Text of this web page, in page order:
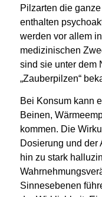
Pilzarten die
enthalten
werden vor allem
medizinischen
sind sie unter dem
„Zauberpilzen“
Bei Konsum kann
Beinen,
kommen. Die
Dosierung und der
hin zu stark
Sinnesebenen